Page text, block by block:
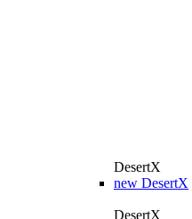
DesertX
new DesertX
DesertX